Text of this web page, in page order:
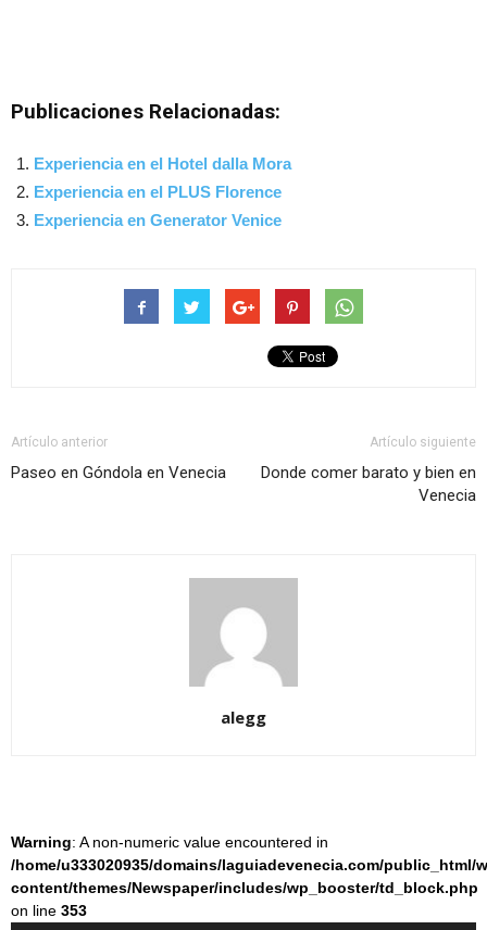
Publicaciones Relacionadas:
Experiencia en el Hotel dalla Mora
Experiencia en el PLUS Florence
Experiencia en Generator Venice
Artículo anterior
Paseo en Góndola en Venecia
Artículo siguiente
Donde comer barato y bien en
Venecia
alegg
Warning: A non-numeric value encountered in
/home/u333020935/domains/laguiadevenecia.com/public_html/
content/themes/Newspaper/includes/wp_booster/td_block.php
on line 353